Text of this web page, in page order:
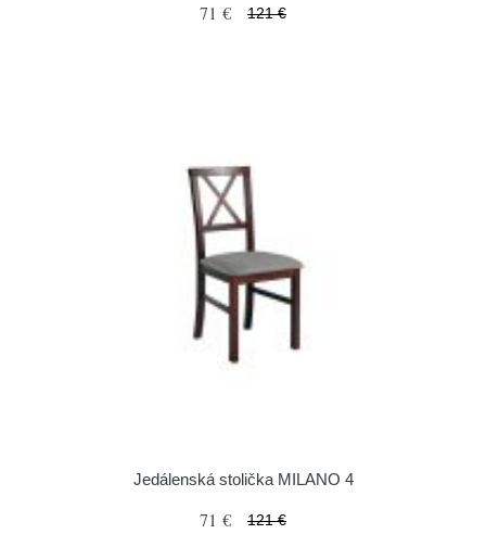
71 € 121 €
Jedálenská stolička MILANO 4
71 € 121 €